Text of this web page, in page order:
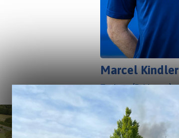
Marcel Kindler
Trainer (B-Lizenz)